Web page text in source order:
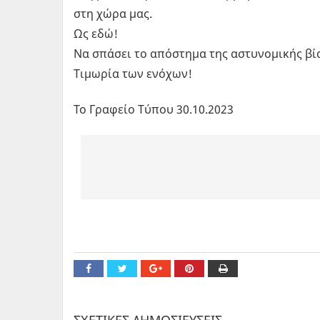
στη χώρα μας.
Ως εδώ!
Να σπάσει το απόστημα της αστυνομικής
Τιμωρία των ενόχων!
Το Γραφείο Τύπου 30.10.2023